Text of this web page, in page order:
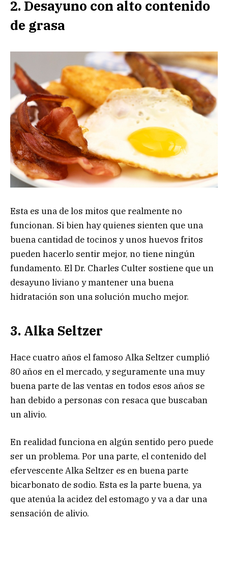
2. Desayuno con alto contenido
de grasa
Esta es una de los mitos que realmente no
funcionan. Si bien hay quienes sienten que una
buena cantidad de tocinos y unos huevos fritos
pueden hacerlo sentir mejor, no tiene ningún
fundamento. El Dr. Charles Culter sostiene que un
desayuno liviano y mantener una buena
hidratación son una solución mucho mejor.
3. Alka Seltzer
Hace cuatro años el famoso Alka Seltzer cumplió
80 años en el mercado, y seguramente una muy
buena parte de las ventas en todos esos años se
han debido a personas con resaca que buscaban
un alivio.
En realidad funciona en algún sentido pero puede
ser un problema. Por una parte, el contenido del
efervescente Alka Seltzer es en buena parte
bicarbonato de sodio. Esta es la parte buena, ya
que atenúa la acidez del estomago y va a dar una
sensación de alivio.